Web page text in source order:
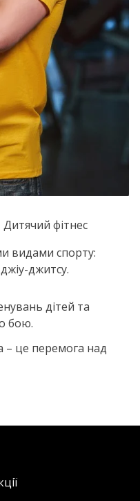
Дитячий фітнес
видами спорту:
джитсу.
дітей та
бою.
– це перемога над